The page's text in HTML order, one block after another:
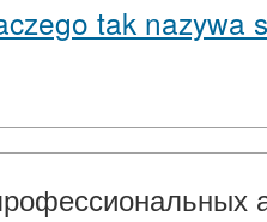
tak nazywa